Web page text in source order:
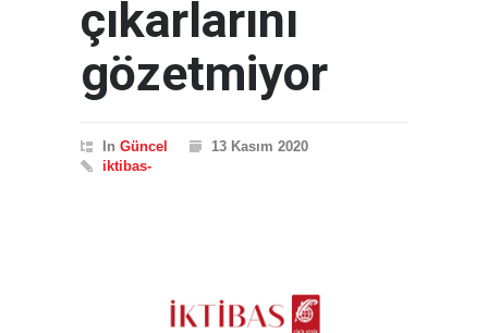
çıkarlarını
gözetmiyor
In Güncel
13 Kasım 2020
iktibas-